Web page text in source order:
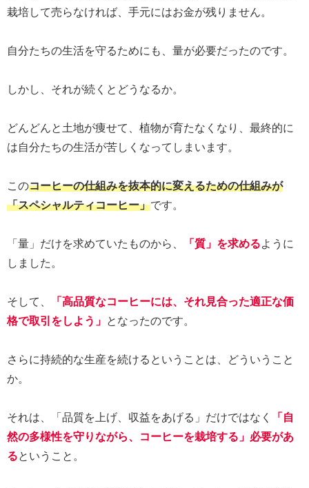
栽培して売らなければ、手元にはお金が残りません。
自分たちの生活を守るためにも、量が必要だったのです。
しかし、それが続くとどうなるか。
どんどんと土地が痩せて、植物が育たなくなり、最終的に
は自分たちの生活が苦しくなってしまいます。
このコーヒーの仕組みを抜本的に変えるための仕組みが
「スペシャルティコーヒー」です。
「量」だけを求めていたものから、 「質」を求めるように
しました。
そして、
「高品質なコーヒーには、それ見合った適正な価
格で取引をしよう」 となったのです。
さらに持続的な生産を続けるということは、どういうこと
か。
それは、「品質を上げ、収益をあげる」だけではなく
「自
然の多様性を守りながら、コーヒーを栽培する」必要があ
るということ。